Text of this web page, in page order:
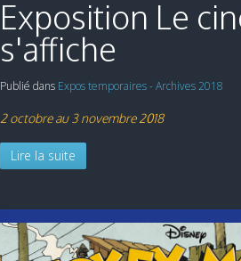
Exposition Le
s'affiche
Publié dans Expos temporaires - Archives 2018
2 octobre au 3 novembre 2018
Lire la suite